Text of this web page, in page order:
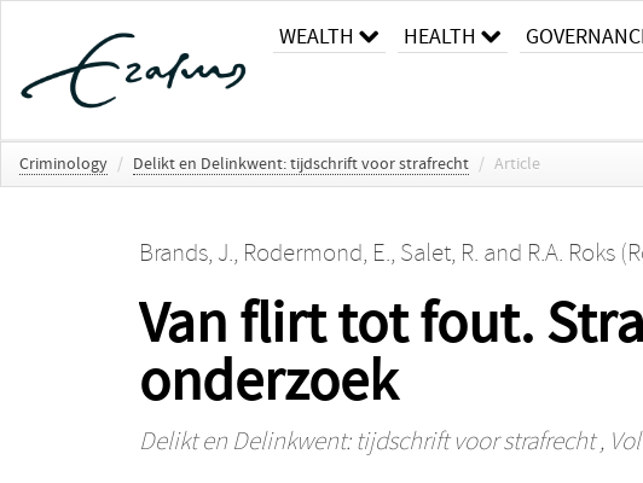
WEALTH HEALTH
Criminology / Delikt en Delinkwent: tijdschrift voor strafrecht / Article
Brands, J., Rodermond, E., Salet, R. and R.A. Roks
Van flirt tot fout.
onderzoek
Delikt en Delinkwent: tijdschrift voor strafrecht,